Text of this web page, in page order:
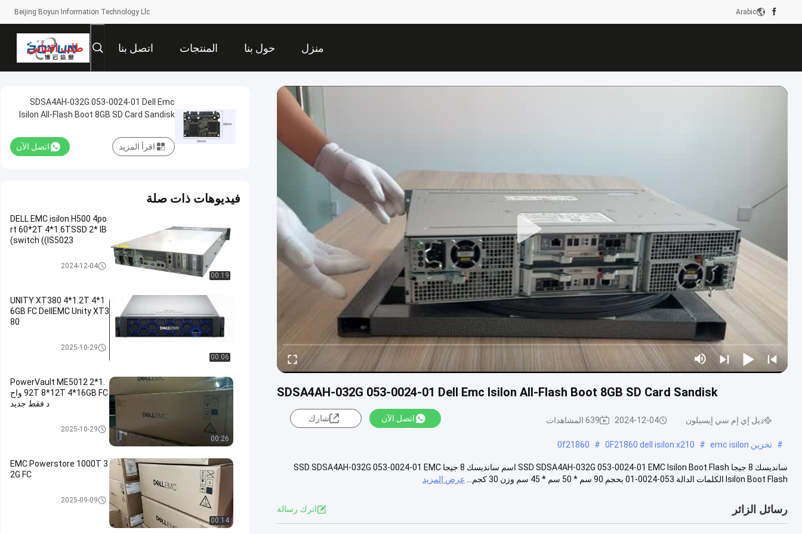
Beijing Boyun Information Technology Llc Arabic
منزل حول بنا المنتجات اتصل بنا طلب اقتباس
SDSA4AH-032G 053-0024-01 Dell Emc Isilon All-Flash Boot 8GB SD Card Sandisk
ديل إي إم سي إيسيلون 2024-12-04 639 المشاهدات اتصل الآن شارك
# تخزين emc isilon #
0F21860 dell isilon x210
#
0f21860
سانديسك 8 جيجا SSD SDSA4AH-032G 053-0024-01 EMC Isilon Boot Flash اسم سانديسك 8 جيجا SSD SDSA4AH-032G 053-0024-01 EMC
Isilon Boot Flash الكلمات الدالة 053-0024-01 بحجم 90 سم * 50 سم * 45 سم وزن 30 كجم...
عرض المزيد
رسائل الزائر اترك رسالة
SDSA4AH-032G 053-0024-01 Dell Emc
Isilon All-Flash Boot 8GB SD Card Sandisk
اتصل الآن اقرأ المزيد
فيديوهات ذات صلة
00:19
DELL EMC isilon H500 4po
rt 60*2T 4*1.6TSSD 2* IB
switch ((IS5023)
ديل إي إم سي إيسيلون2024-12-04
00:06
UNITY XT380 4*1.2T 4*1
6GB FC DellEMC Unity XT3
80
وحدة تخزين DELL EMC Unity
2025-10-29
00:26
PowerVault ME5012 2*1.
92T 8*12T 4*16GB FC واح
د فقط جديد
وحدة تخزين DELL EMC Unity
2025-10-29
00:14
EMC Powerstore 1000T 3
2G FC
وحدة تخزين DELL EMC Unity
2025-09-09